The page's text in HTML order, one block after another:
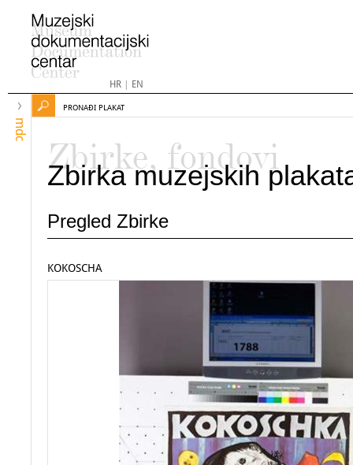
HR| EN
mdc
PRONAĐI PLAKAT
Zbirke, fondovi
Zbirka muzejskih
Pregled Zbirke
KOKOSCHA